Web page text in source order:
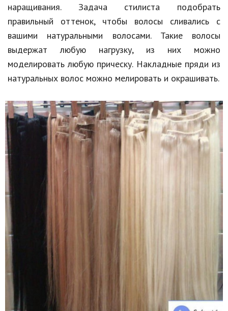
наращивания. Задача стилиста подобрать
правильный оттенок, чтобы волосы сливались с
вашими натуральными волосами. Такие волосы
выдержат любую нагрузку, из них можно
моделировать любую прическу. Накладные пряди из
натуральных волос можно мелировать и окрашивать.